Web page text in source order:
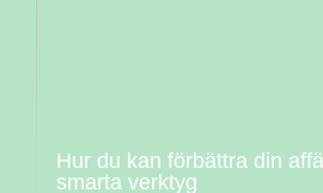
Hur du kan förbättra din
smarta verktyg